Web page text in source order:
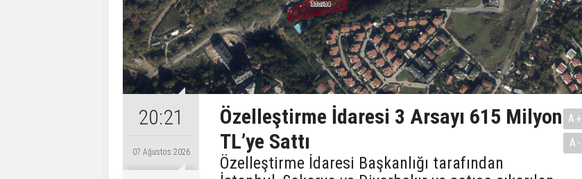
20:21
07 Ağustos 2026
Özelleştirme İdaresi 3 Arsayı 615 Milyon
TL’ye Sattı
Özelleştirme İdaresi Başkanlığı tarafından
A+
A-